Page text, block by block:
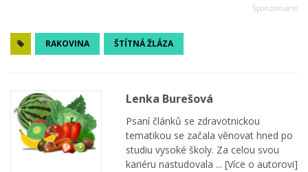
RAKOVINA ŠTÍTNÁ ŽLÁZA
Lenka Burešová
Psaní článků se zdravotnickou
tematikou se začala věnovat hned po
studiu vysoké školy. Za celou svou
kariéru nastudovala ... [Více o autorovi]